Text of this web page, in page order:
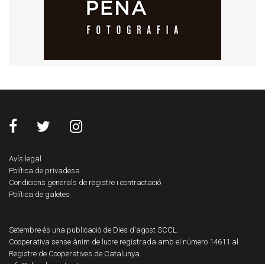
Avís legal
Política de privadesa
Condicions generals de registre i contractació
Política de galetes
Setembre és una publicació de Dies d'agost SCCL.
Cooperativa sense ànim de lucre registrada amb el número 14611 al
Registre de Cooperatives de Catalunya.